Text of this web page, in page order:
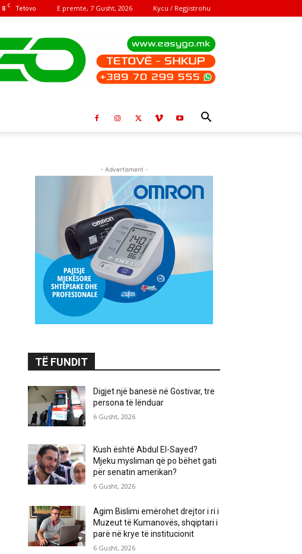
8 C Tetovo E premte, 7 Gusht, 2026 Kycu / Regjistrohu
- Advertisment -
TË FUNDIT
Digjet një banesë në Gostivar, tre
persona të lënduar
6 Gusht, 2026
Kush është Abdul El-Sayed?
Mjeku mysliman që po bëhet gati
për senatin amerikan?
6 Gusht, 2026
Agim Bislimi emërohet drejtor i ri i
Muzeut të Kumanovës, shqiptari i
parë në krye të institucionit
6 Gusht, 2026